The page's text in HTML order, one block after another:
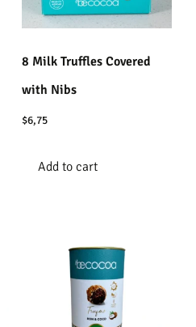
8 Milk Truffles Covered
with Nibs
$6,75
Add to cart